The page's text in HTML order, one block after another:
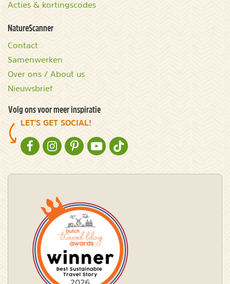
Acties & kortingscodes
NatureScanner
Contact
Samenwerken
Over ons / About us
Nieuwsbrief
Volg ons voor meer inspiratie
LET'S GET SOCIAL!
NATURESCANNER OP FACEBOOK
NATURESCANNER OP INSTAGRAM
NATURESCANNER OP PINTEREST
NATURESCANNER OP YOUTUBE
NATURESCANNER OP TIKTOK